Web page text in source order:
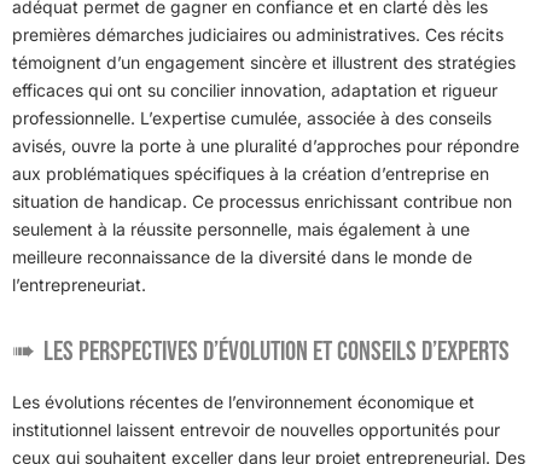
adéquat permet de gagner en confiance et en clarté dès les
premières démarches judiciaires ou administratives. Ces récits
témoignent d’un engagement sincère et illustrent des stratégies
efficaces qui ont su concilier innovation, adaptation et rigueur
professionnelle. L’expertise cumulée, associée à des conseils
avisés, ouvre la porte à une pluralité d’approches pour répondre
aux problématiques spécifiques à la création d’entreprise en
situation de handicap. Ce processus enrichissant contribue non
seulement à la réussite personnelle, mais également à une
meilleure reconnaissance de la diversité dans le monde de
l’entrepreneuriat.
Les perspectives d’évolution et conseils d’experts
Les évolutions récentes de l’environnement économique et
institutionnel laissent entrevoir de nouvelles opportunités pour
ceux qui souhaitent exceller dans leur projet entrepreneurial. Des